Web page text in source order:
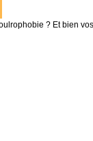
? Et bien